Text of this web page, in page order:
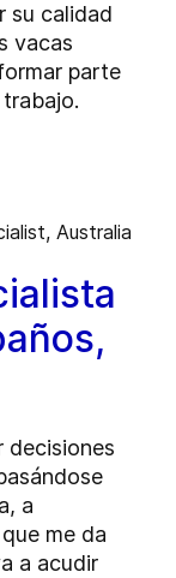
su calidad
vacas
parte
decisiones
a
me da
a acudir